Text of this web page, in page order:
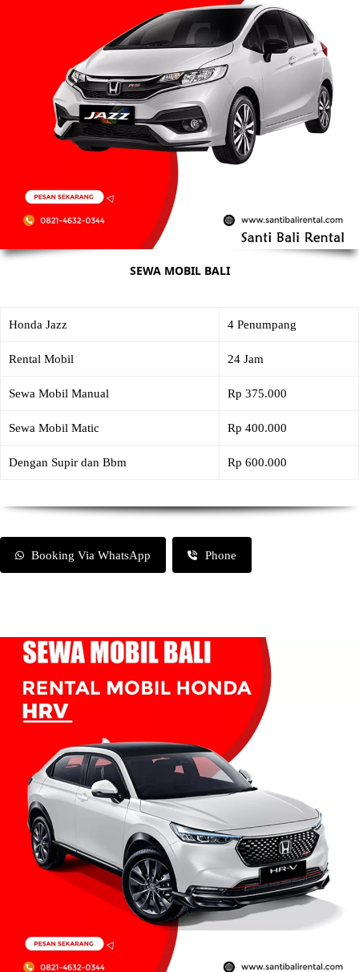
SEWA MOBIL BALI
Honda Jazz 4 Penumpang
Rental Mobil 24 Jam
Sewa Mobil Manual Rp 375.000
Sewa Mobil Matic Rp 400.000
Dengan Supir dan Bbm Rp 600.000
Booking Via WhatsApp Phone